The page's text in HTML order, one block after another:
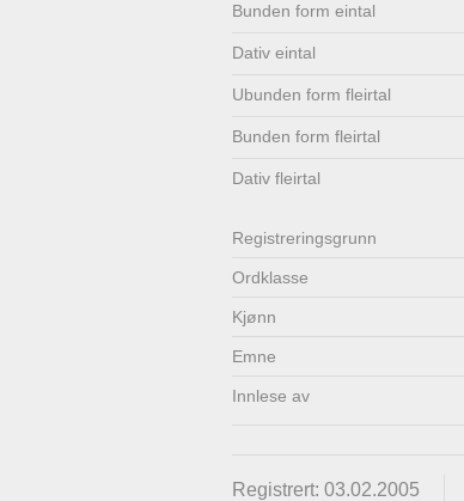
Bunden form eintal
Dativ eintal
Ubunden form fleirtal
Bunden form fleirtal
Dativ fleirtal
Registrerings­grunn
Ordklasse
Kjønn
Emne
Innlese av
Registrert: 03.02.2005